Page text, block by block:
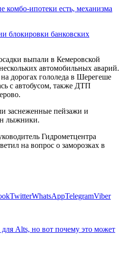
комбо-ипотеки есть, механизма
блокировки банковских
выпали в Кемеровской
автомобильных аварий.
дорогах гололеда в Шерегеше
с автобусом, также ДТП
заснеженные пейзажи и
лыжники.
Гидрометцентра
на вопрос о заморозках в
TwitterWhatsAppTelegramViber
для Alts, но вот почему это может